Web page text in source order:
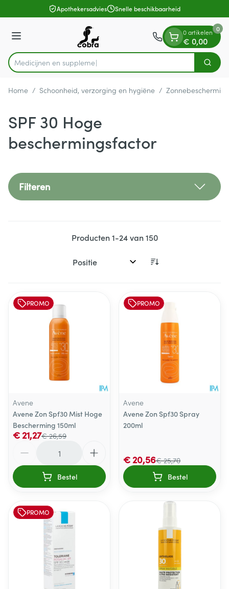
Ga naar de inhoudApothekersadvies Snelle beschikbaarheid
Menu
Product, merk, categorie...
Med Zoek
0 artikelen
€ 0,00
0
Home / Schoonheid, verzorging en hygiëne / Zonnebescherming
SPF 30 Hoge
beschermingsfactor
Filteren
Producten1-24van150
Sorteer op:
PROMO
Avene
Avene Zon Spf30 Mist Hoge
Bescherming 150ml
€ 26,59
€ 21,27
Bestel
PROMO
Avene
Avene Zon Spf30 Spray
200ml
€ 25,70
€ 20,56
Bestel
PROMO